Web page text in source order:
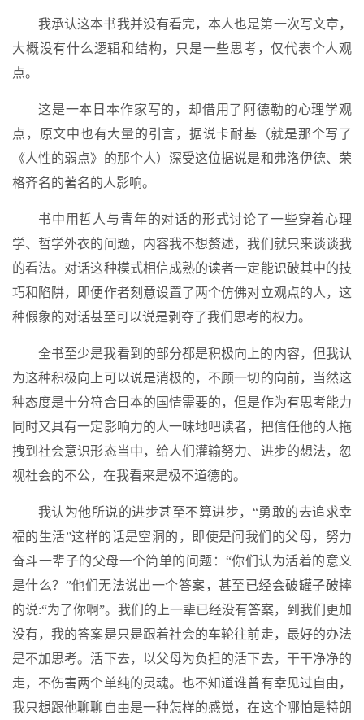
我承认这本书我并没有看完，本人也是第一次写文章，
大概没有什么逻辑和结构，只是一些思考，仅代表个人观
点。
这是一本日本作家写的，却借用了阿德勒的心理学观
点，原文中也有大量的引言，据说卡耐基（就是那个写了
《人性的弱点》的那个人）深受这位据说是和弗洛伊德、荣
格齐名的著名的人影响。
书中用哲人与青年的对话的形式讨论了一些穿着心理
学、哲学外衣的问题，内容我不想赘述，我们就只来谈谈我
的看法。对话这种模式相信成熟的读者一定能识破其中的技
巧和陷阱，即便作者刻意设置了两个仿佛对立观点的人，这
种假象的对话甚至可以说是剥夺了我们思考的权力。
全书至少是我看到的部分都是积极向上的内容，但我认
为这种积极向上可以说是消极的，不顾一切的向前，当然这
种态度是十分符合日本的国情需要的，但是作为有思考能力
同时又具有一定影响力的人一味地吧读者，把信任他的人拖
拽到社会意识形态当中，给人们灌输努力、进步的想法，忽
视社会的不公，在我看来是极不道德的。
我认为他所说的进步甚至不算进步，“勇敢的去追求幸
福的生活”这样的话是空洞的，即使是问我们的父母，努力
奋斗一辈子的父母一个简单的问题：“你们认为活着的意义
是什么？”他们无法说出一个答案，甚至已经会破罐子破摔
的说:“为了你啊”。我们的上一辈已经没有答案，到我们更加
没有，我的答案是只是跟着社会的车轮往前走，最好的办法
是不加思考。活下去，以父母为负担的活下去，干干净净的
走，不伤害两个单纯的灵魂。也不知道谁曾有幸见过自由，
我只想跟他聊聊自由是一种怎样的感觉，在这个哪怕是特朗